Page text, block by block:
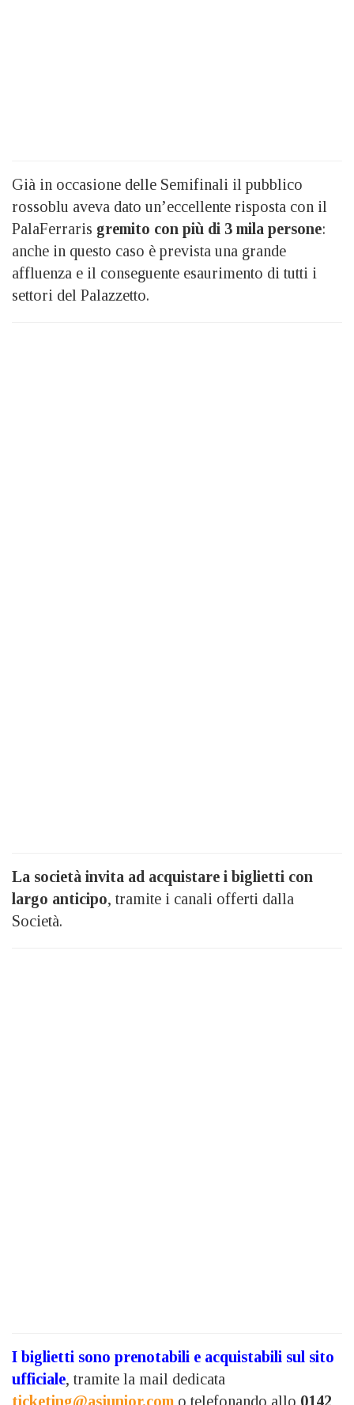
Già in occasione delle Semifinali il pubblico
rossoblu aveva dato un’eccellente risposta con il
PalaFerraris gremito con più di 3 mila persone:
anche in questo caso è prevista una grande
affluenza e il conseguente esaurimento di tutti i
settori del Palazzetto.
La società invita ad acquistare i biglietti con
largo anticipo, tramite i canali offerti dalla
Società.
I biglietti sono prenotabili e acquistabili sul sito
ufficiale, tramite la mail dedicata
ticketing@asjunior.com o telefonando allo 0142